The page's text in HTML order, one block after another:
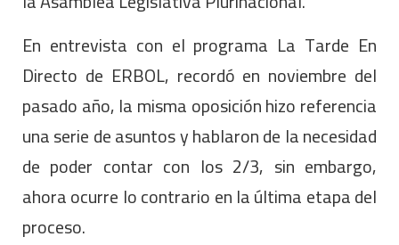
En entrevista con el programa La Tarde En
Directo de ERBOL, recordó en noviembre del
pasado año, la misma oposición hizo referencia
una serie de asuntos y hablaron de la necesidad
de poder contar con los 2/3, sin embargo,
ahora ocurre lo contrario en la última etapa del
proceso.